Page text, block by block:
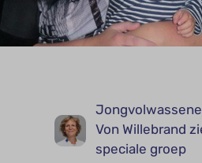
Von Willebrand
speciale groep